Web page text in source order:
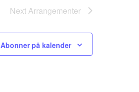
NextArrangementer
Abonner på kalender